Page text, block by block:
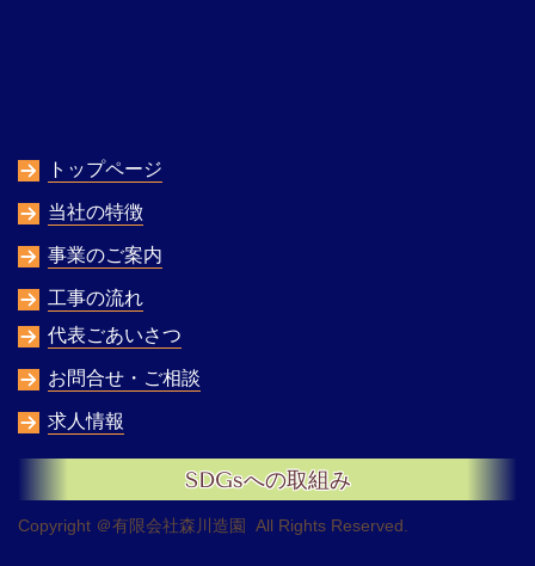
トップページ
当社の特徴
事業のご案内
工事の流れ
代表ごあいさつ
お問合せ・ご相談
求人情報
SDGsへの取組み
Copyright ＠有限会社森川造園 All Rights Reserved.